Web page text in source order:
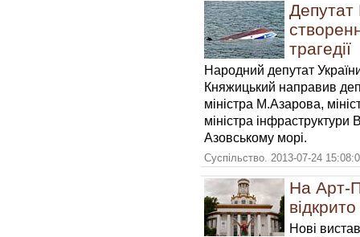
Депутат
трагедії
Народний депутат
Княжицький направив
міністра М.Азарова,
міністра
Азовському морі.
Суспільство. 2013-07-24
На Арт-
Нові